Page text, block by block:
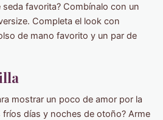
seda favorita? Combínalo con un
Completa el look con
de mano favorito y un par de
mostrar un poco de amor por la
fríos días y noches de otoño? Arme